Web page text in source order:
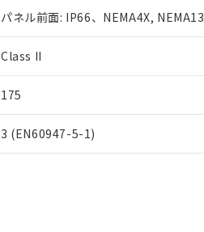
パネル前面: IP66、NEMA4X, NEMA13
Class II
175
3 (EN60947-5-1)